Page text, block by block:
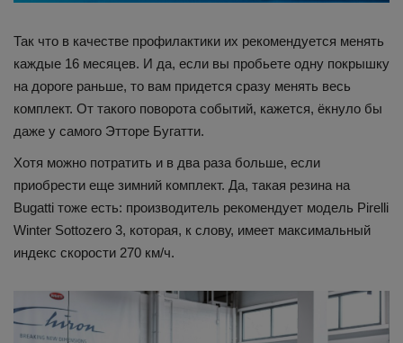
Так что в качестве профилактики их рекомендуется менять
каждые 16 месяцев. И да, если вы пробьете одну покрышку
на дороге раньше, то вам придется сразу менять весь
комплект. От такого поворота событий, кажется, ёкнуло бы
даже у самого Этторе Бугатти.
Хотя можно потратить и в два раза больше, если
приобрести еще зимний комплект. Да, такая резина на
Bugatti тоже есть: производитель рекомендует модель Pirelli
Winter Sottozero 3, которая, к слову, имеет максимальный
индекс скорости 270 км/ч.